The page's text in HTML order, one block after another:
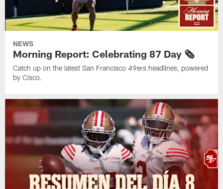
NEWS
Morning Report: Celebrating 87 Day 🗞️
Catch up on the latest San Francisco 49ers headlines, powered
by Cisco.